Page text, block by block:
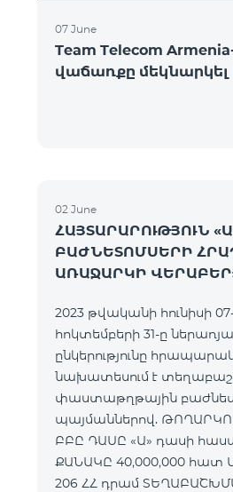
07 June
Team Telecom
վաճառքը մեկնարկել
02 June
ՀԱՅՏԱՐԱՐՈՒԹՅՈՒՆ
ԲԱԺՆԵՏՈՄՍԵՐԻ
ԱՌԱՋԱՐԿԻ
2023 թվականի հունիսի
հոկտեմբերի 31-ը
ընկերությունը
նախատեսում է
փաստաթղթային
պայմաններով. ԹՈՂԱՐԿՈՂԸ «ՏԵԼԵԿՈՄ ԱՐՄԵՆԻԱ»
ԲԲԸ ԴԱՍԸ «Ա» դասի հասարակ բաժնետոմսեր
ՔԱՆԱԿԸ 40,000,000 հատ ՄԵԿ ԲԱԺՆԵՏՈՄՍԻ ԳԻՆԸ
206 ՀՀ դրամ ՏԵՂԱԲԱՇԽՄԱՆ ԸՆԴՀԱՆՈՒՐ ԾԱՎԱԼԸ